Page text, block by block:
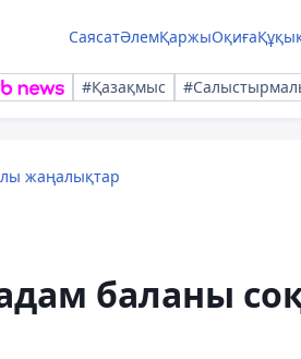
СаясатӘлемҚаржыОқиға
#Қазақмыс
жаңалықтар
баланы